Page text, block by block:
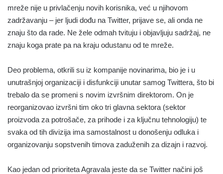
mreže nije u privlačenju novih korisnika, već u njihovom
zadržavanju – jer ljudi dođu na Twitter, prijave se, ali onda ne
znaju što da rade. Ne žele odmah tvituju i objavljuju sadržaj, ne
znaju koga prate pa na kraju odustanu od te mreže.
Deo problema, otkrili su iz kompanije novinarima, bio je i u
unutrašnjoj organizaciji i disfunkciji unutar samog Twittera, što bi
trebalo da se promeni s novim izvršnim direktorom. On je
reorganizovao izvršni tim oko tri glavna sektora (sektor
proizvoda za potrošače, za prihode i za ključnu tehnologiju) te
svaka od tih divizija ima samostalnost u donošenju odluka i
organizovanju sopstvenih timova zaduženih za dizajn i razvoj.
Kao jedan od prioriteta Agravala jeste da se Twitter načini još